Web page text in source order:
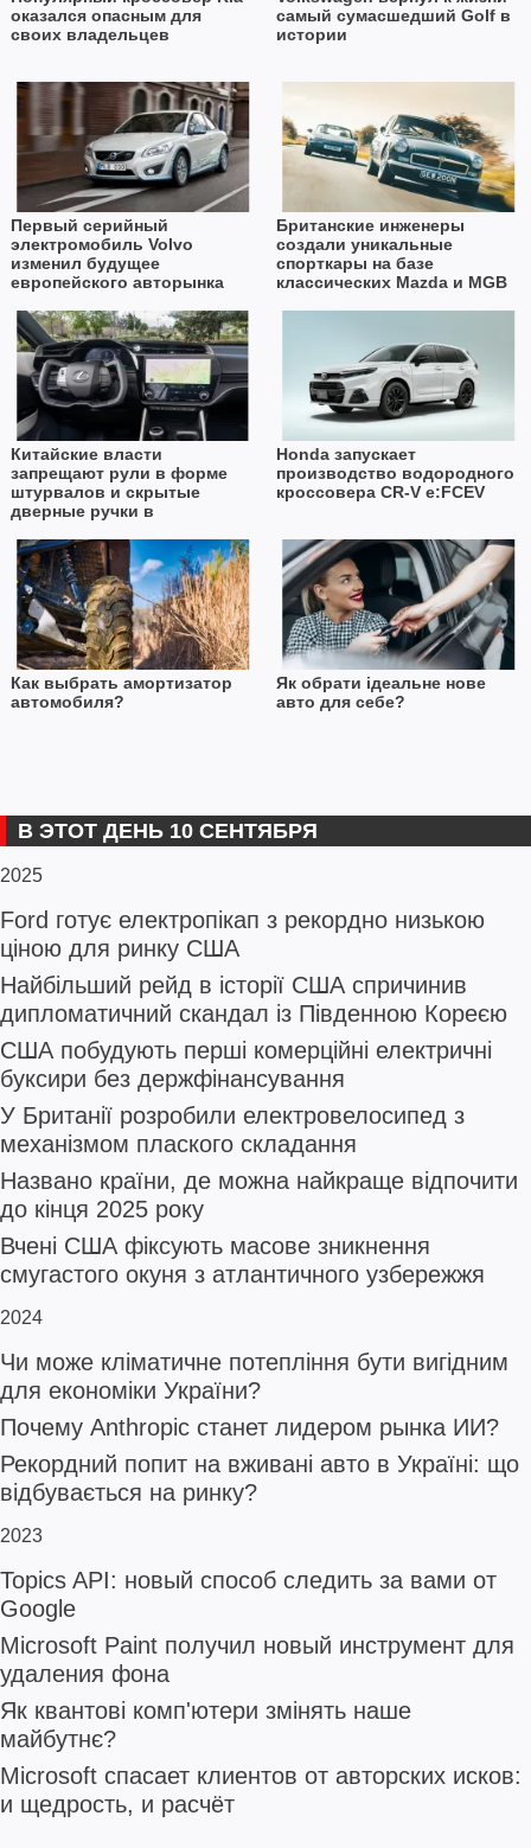
оказался опасным для
своих владельцев
самый сумасшедший Golf в
истории
Первый серийный
электромобиль Volvo
изменил будущее
европейского авторынка
Британские инженеры
создали уникальные
спорткары на базе
классических Mazda и MGB
Китайские власти
запрещают рули в форме
штурвалов и скрытые
дверные ручки в
Honda запускает
производство водородного
кроссовера CR-V e:FCEV
Как выбрать амортизатор
автомобиля?
Як обрати ідеальне нове
авто для себе?
В ЭТОТ ДЕНЬ 10 СЕНТЯБРЯ
2025
Ford готує електропікап з рекордно низькою
ціною для ринку США
Найбільший рейд в історії США спричинив
дипломатичний скандал із Південною Кореєю
США побудують перші комерційні електричні
буксири без держфінансування
У Британії розробили електровелосипед з
механізмом плаского складання
Названо країни, де можна найкраще відпочити
до кінця 2025 року
Вчені США фіксують масове зникнення
смугастого окуня з атлантичного узбережжя
2024
Чи може кліматичне потепління бути вигідним
для економіки України?
Почему Anthropic станет лидером рынка ИИ?
Рекордний попит на вживані авто в Україні: що
відбувається на ринку?
2023
Topics API: новый способ следить за вами от
Google
Microsoft Paint получил новый инструмент для
удаления фона
Як квантові комп'ютери змінять наше
майбутнє?
Microsoft спасает клиентов от авторских исков:
и щедрость, и расчёт